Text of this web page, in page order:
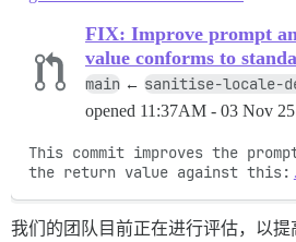
FIX: Improve prompt
value conforms to
main ← sanitise-locale-
opened 11:37AM - 03 Nov
This commit improves the
the return value against this:
我们的团队目前正在进行评估，以